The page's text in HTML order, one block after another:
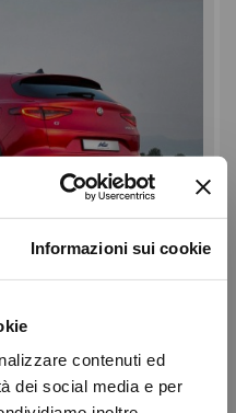
Informazioni sui cookie
contenuti ed
dei social media e per
precedenti
i tuoi viaggi
comfort e un piacere
sua agilità, leggerezza